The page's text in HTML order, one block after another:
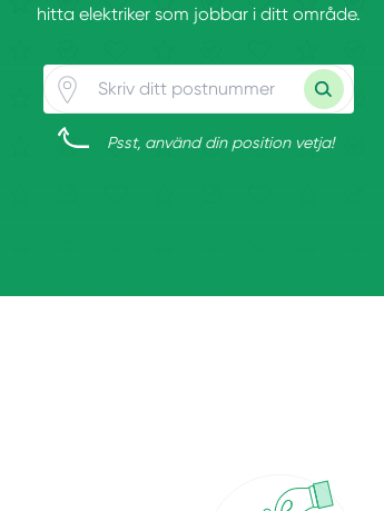
hitta elektriker som jobbar i ditt område.
Psst, använd din position vetja!